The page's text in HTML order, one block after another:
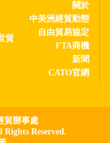
貿
關於
中美洲經貿動態
自由貿易協定
FTA商機
新聞
CATO官網
貿辦事處
Reserved.